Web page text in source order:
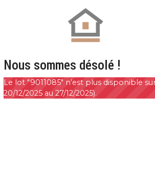
Nous sommes désolé !
Le lot "9011085" n’est plus disponible
20/12/2025 au 27/12/2025).